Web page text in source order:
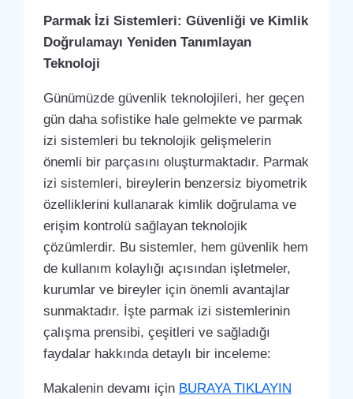
Parmak İzi Sistemleri: Güvenliği ve Kimlik
Doğrulamayı Yeniden Tanımlayan
Teknoloji
Günümüzde güvenlik teknolojileri, her geçen
gün daha sofistike hale gelmekte ve parmak
izi sistemleri bu teknolojik gelişmelerin
önemli bir parçasını oluşturmaktadır. Parmak
izi sistemleri, bireylerin benzersiz biyometrik
özelliklerini kullanarak kimlik doğrulama ve
erişim kontrolü sağlayan teknolojik
çözümlerdir. Bu sistemler, hem güvenlik hem
de kullanım kolaylığı açısından işletmeler,
kurumlar ve bireyler için önemli avantajlar
sunmaktadır. İşte parmak izi sistemlerinin
çalışma prensibi, çeşitleri ve sağladığı
faydalar hakkında detaylı bir inceleme:
Makalenin devamı için BURAYA TIKLAYIN